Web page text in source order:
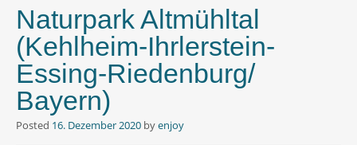
Naturpark Altmühltal
(Kehlheim-Ihrlerstein-
Essing-Riedenburg/
Bayern)
Posted 16. Dezember 2020 byenjoy